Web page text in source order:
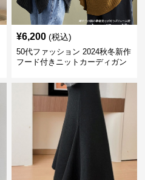
¥6,200 (税込)
50代ファッション 2024秋冬新作
フード付きニットカーディガン